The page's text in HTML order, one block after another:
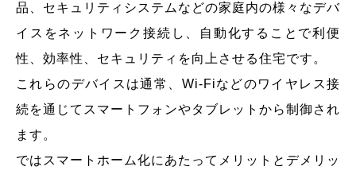
品、セキュリティシステムなどの家庭内の様々なデバ
イスをネットワーク接続し、自動化することで利便
性、効率性、セキュリティを向上させる住宅です。
これらのデバイスは通常、Wi-Fiなどのワイヤレス接
続を通じてスマートフォンやタブレットから制御され
ます。
ではスマートホーム化にあたってメリットとデメリッ